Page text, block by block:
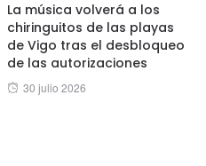
La música volverá a los
chiringuitos de las playas
de Vigo tras el desbloqueo
de las autorizaciones
Posted
30 julio 2026